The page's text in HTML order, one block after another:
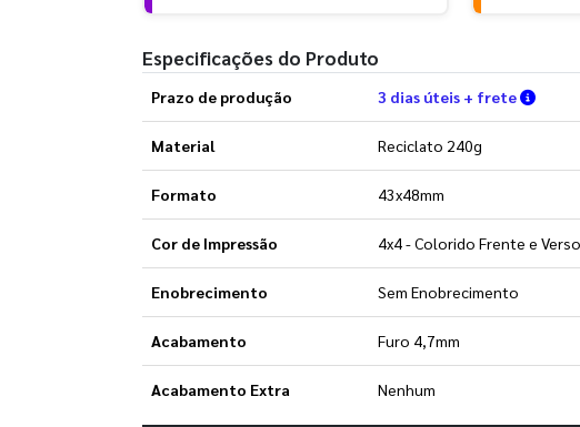
Especificações do Produto
Prazo de produção 3 dias úteis + frete
Material Reciclato 240g
Formato 43x48mm
Cor de Impressão 4x4 - Colorido Frente e Verso
Enobrecimento Sem Enobrecimento
Acabamento Furo 4,7mm
Acabamento Extra Nenhum